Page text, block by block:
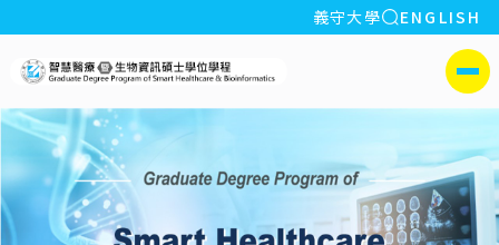
:::
義守大學 全站搜索
ENGLISH
義守大學智慧醫療暨生
側選單